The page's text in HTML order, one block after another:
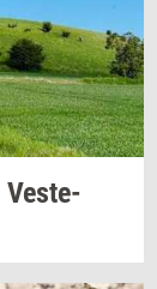
Ve­ste­